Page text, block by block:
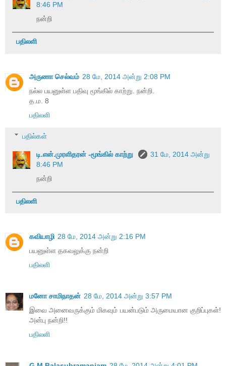
8:46 PM
நன்றி
பதிலளி
அருணா செல்வம் 28 மே, 2014 அன்று 2:08 PM
நல்ல பயனுள்ள பதிவு மூங்கில் காற்று. நன்றி.
த.ம. 8
பதிலளி
பதில்கள்
டி.என்.முரளிதரன் -மூங்கில் காற்று
31 மே, 2014 அன்று
8:46 PM
நன்றி
பதிலளி
கவியாழி 28 மே, 2014 அன்று 2:16 PM
பயனுள்ள தகவலுக்கு நன்றி
பதிலளி
மனோ சாமிநாதன் 28 மே, 2014 அன்று 3:57 PM
இவை அனைவருக்கும் மிகவும் பயன்படும் அருமையான குறிப்புகள்!
அன்பு நன்றி!!
பதிலளி